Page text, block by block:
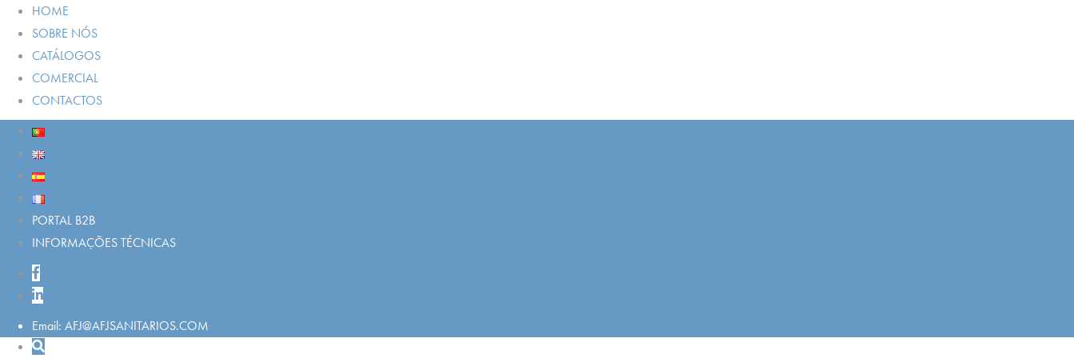
HOME
SOBRE NÓS
CATÁLOGOS
COMERCIAL
CONTACTOS
PORTAL B2B
INFORMAÇÕES TÉCNICAS
Email: AFJ@AFJSANITARIOS.COM